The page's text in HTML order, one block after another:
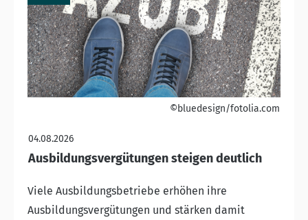
©bluedesign/fotolia.com
04.08.2026
Ausbildungsvergütungen steigen deutlich
Viele Ausbildungsbetriebe erhöhen ihre
Ausbildungsvergütungen und stärken damit